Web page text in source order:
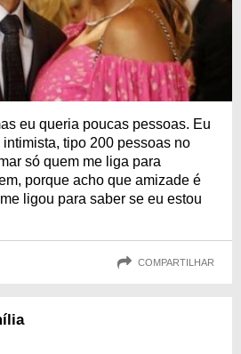
eu queria poucas pessoas. Eu
tipo 200 pessoas no
só quem me liga para
porque acho que amizade é
ligou para saber se eu estou
COMPARTILHAR